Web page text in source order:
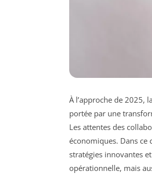
À l’approche de 2025,
portée par une
Les attentes des
économiques. Dans
stratégies innovantes
opérationnelle, mais